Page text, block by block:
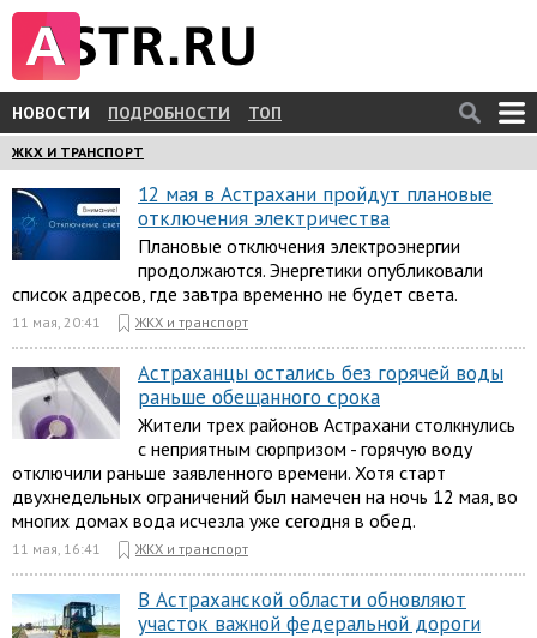
НОВОСТИ ПОДРОБНОСТИ ТОП
ЖКХ И ТРАНСПОРТ
12 мая в Астрахани пройдут плановые
отключения электричества
Плановые отключения электроэнергии
продолжаются. Энергетики опубликовали
список адресов, где завтра временно не будет света.
11 мая, 20:41 ЖКХ и транспорт
Астраханцы остались без горячей воды
раньше обещанного срока
Жители трех районов Астрахани столкнулись
с неприятным сюрпризом - горячую воду
отключили раньше заявленного времени. Хотя старт
двухнедельных ограничений был намечен на ночь 12 мая, во
многих домах вода исчезла уже сегодня в обед.
11 мая, 16:41 ЖКХ и транспорт
В Астраханской области обновляют
участок важной федеральной дороги